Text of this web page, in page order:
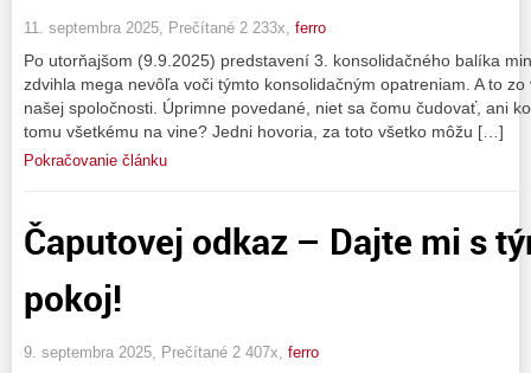
11. septembra 2025, Prečítané 2 233x, ferro
Po utorňajšom (9.9.2025) predstavení 3. konsolidačného balíka
zdvihla mega nevôľa voči týmto konsolidačným opatreniam. A to zo
našej spoločnosti. Úprimne povedané, niet sa čomu čudovať, ani
tomu všetkému na vine? Jedni hovoria, za toto všetko môžu […]
Pokračovanie článku
Čaputovej odkaz – Dajte mi s
pokoj!
9. septembra 2025, Prečítané 2 407x, ferro